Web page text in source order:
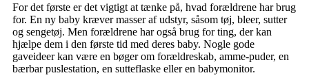
For det første er det vigtigt at tænke på, hvad forældrene har brug
for. En ny baby kræver masser af udstyr, såsom tøj, bleer, sutter
og sengetøj. Men forældrene har også brug for ting, der kan
hjælpe dem i den første tid med deres baby. Nogle gode
gaveideer kan være en bøger om forældreskab, amme-puder, en
bærbar puslestation, en sutteflaske eller en babymonitor.